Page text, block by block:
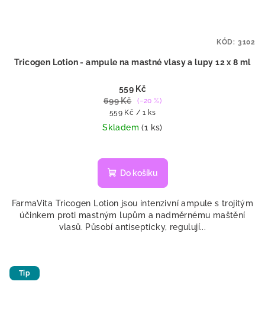
Tricogen Lotion - ampule na mastné vlasy a lupy 12 x 8 ml
559 Kč
699 Kč
(–20 %)
Měrná
cena:
559 Kč / 1 ks
Skladem(1 ks)
Do košíku
FarmaVita Tricogen Lotion jsou intenzivní ampule s trojitým
účinkem proti mastným lupům a nadměrnému maštění
vlasů. Působí antisepticky, regulují...
KÓD: 3102
Tip